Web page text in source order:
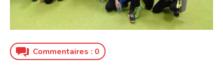
Commentaires : 0